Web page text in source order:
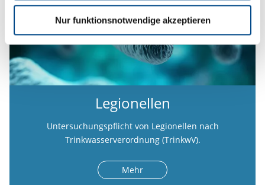
Nur funktionsnotwendige akzeptieren
Legionellen
Untersuchungspflicht von Legionellen nach
Trinkwasserverordnung (TrinkwV).
Mehr